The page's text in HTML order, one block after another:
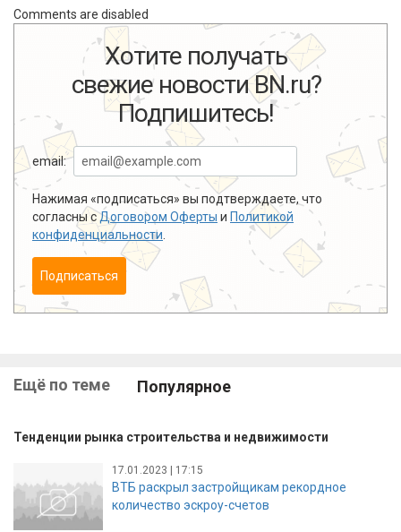
Comments are disabled
Хотите получать
свежие новости BN.ru?
Подпишитесь!
email:
Нажимая «подписаться» вы подтверждаете, что
согласны сДоговором Оферты и Политикой
конфиденциальности
Подписаться
Ещё по теме Популярное
Тенденции рынка строительства и недвижимости
17.01.2023 | 17:15
ВТБ раскрыл застройщикам рекордное
количество эскроу-счетов